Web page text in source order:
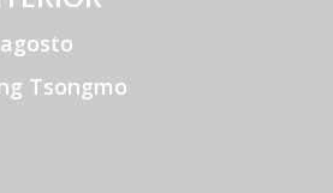
Tsongmo